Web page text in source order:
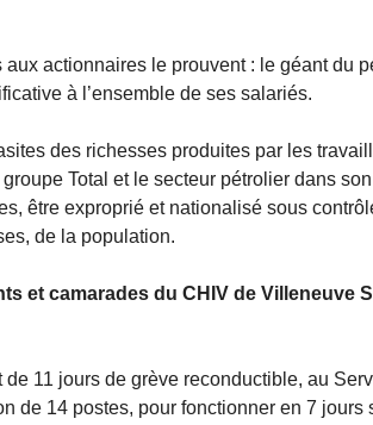
actionnaires le prouvent : le géant du
à l’ensemble de ses salariés.
des richesses produites par les
Total et le secteur pétrolier dans
être exproprié et nationalisé sous
de la population.
et camarades du CHIV de Villeneuve
11 jours de grève reconductible, au
de 14 postes, pour fonctionner en 7 jours